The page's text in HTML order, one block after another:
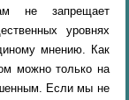
не запрещает
уровнях
мнению. Как
можно только на
Если мы не